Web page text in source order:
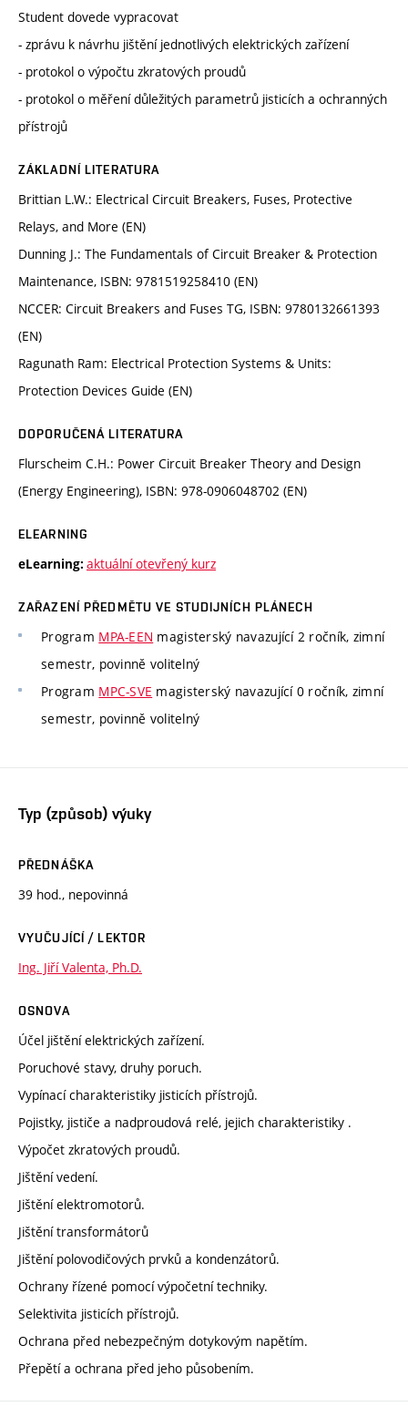
Student dovede vypracovat
- zprávu k návrhu jištění jednotlivých elektrických zařízení
- protokol o výpočtu zkratových proudů
- protokol o měření důležitých parametrů jisticích a ochranných
přístrojů
ZÁKLADNÍ LITERATURA
Brittian L.W.: Electrical Circuit Breakers, Fuses, Protective
Relays, and More (EN)
Dunning J.: The Fundamentals of Circuit Breaker & Protection
Maintenance, ISBN: 9781519258410 (EN)
NCCER: Circuit Breakers and Fuses TG, ISBN: 9780132661393
(EN)
Ragunath Ram: Electrical Protection Systems & Units:
Protection Devices Guide (EN)
DOPORUČENÁ LITERATURA
Flurscheim C.H.: Power Circuit Breaker Theory and Design
(Energy Engineering), ISBN: 978-0906048702 (EN)
ELEARNING
eLearning: aktuální otevřený kurz
ZAŘAZENÍ PŘEDMĚTU VE STUDIJNÍCH PLÁNECH
Program MPA-EEN magisterský navazující 2 ročník, zimní
semestr, povinně volitelný
Program MPC-SVE magisterský navazující 0 ročník, zimní
semestr, povinně volitelný
Typ (způsob) výuky
PŘEDNÁŠKA
39 hod., nepovinná
VYUČUJÍCÍ / LEKTOR
Ing. Jiří Valenta, Ph.D.
OSNOVA
Účel jištění elektrických zařízení.
Poruchové stavy, druhy poruch.
Vypínací charakteristiky jisticích přístrojů.
Pojistky, jističe a nadproudová relé, jejich charakteristiky .
Výpočet zkratových proudů.
Jištění vedení.
Jištění elektromotorů.
Jištění transformátorů
Jištění polovodičových prvků a kondenzátorů.
Ochrany řízené pomocí výpočetní techniky.
Selektivita jisticích přístrojů.
Ochrana před nebezpečným dotykovým napětím.
Přepětí a ochrana před jeho působením.